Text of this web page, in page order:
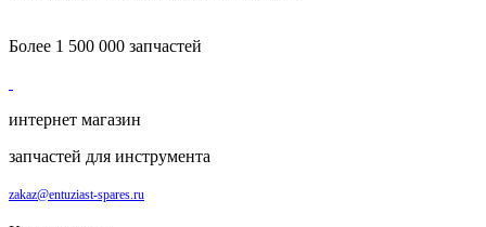
Более 1 500 000 запчастей
интернет магазин
запчастей для инструмента
zakaz@entuziast-spares.ru